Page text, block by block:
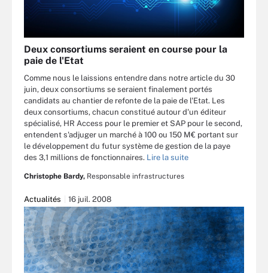
Deux consortiums seraient en course pour la
paie de l'Etat
Comme nous le laissions entendre dans notre article du 30
juin, deux consortiums se seraient finalement portés
candidats au chantier de refonte de la paie de l'Etat. Les
deux consortiums, chacun constitué autour d'un éditeur
spécialisé, HR Access pour le premier et SAP pour le second,
entendent s'adjuger un marché à 100 ou 150 M€ portant sur
le développement du futur système de gestion de la paye
des 3,1 millions de fonctionnaires. Lire la suite
Christophe Bardy, Responsable infrastructures
Actualités 16 juil. 2008